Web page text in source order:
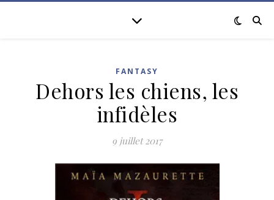
FANTASY
Dehors les chiens, les
infidèles
9 juillet 2017